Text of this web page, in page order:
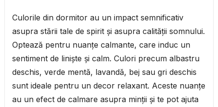
Culorile din dormitor au un impact semnificativ
asupra stării tale de spirit și asupra calității somnului.
Optează pentru nuanțe calmante, care induc un
sentiment de liniște și calm. Culori precum albastru
deschis, verde mentă, lavandă, bej sau gri deschis
sunt ideale pentru un decor relaxant. Aceste nuanțe
au un efect de calmare asupra minții și te pot ajuta